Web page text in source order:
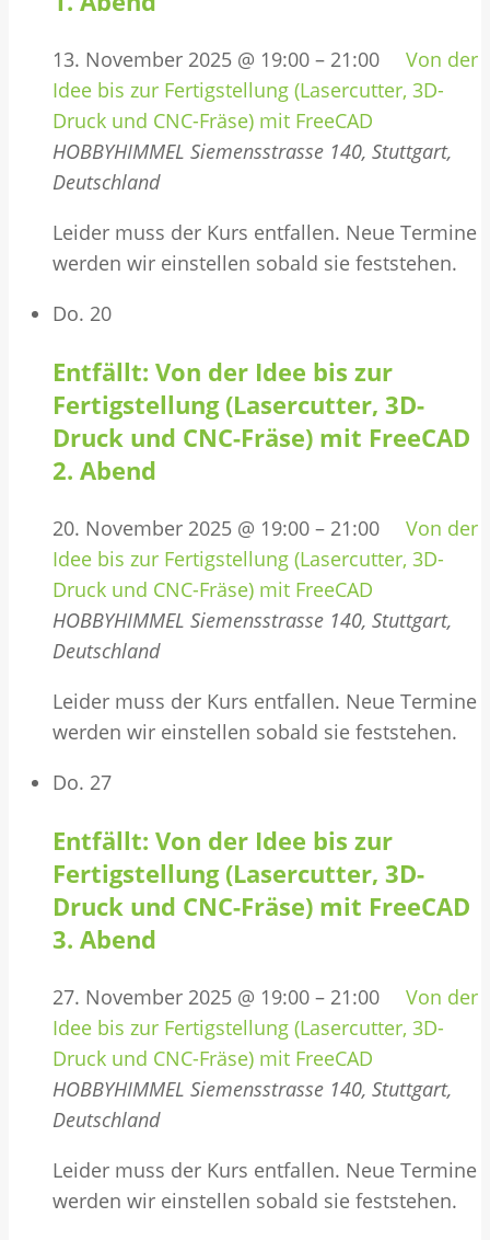
13. November 2025 @ 19:00 – 21:00
Von der
Idee bis zur Fertigstellung (Lasercutter, 3D-
Druck und CNC-Fräse) mit FreeCAD
HOBBYHIMMEL Siemensstrasse 140, Stuttgart,
Deutschland
Leider muss der Kurs entfallen. Neue Termine
werden wir einstellen sobald sie feststehen.
Do. 20
Entfällt: Von der Idee bis zur
Fertigstellung (Lasercutter, 3D-
Druck und CNC-Fräse) mit FreeCAD
2. Abend
20. November 2025 @ 19:00 – 21:00
Von der
Idee bis zur Fertigstellung (Lasercutter, 3D-
Druck und CNC-Fräse) mit FreeCAD
HOBBYHIMMEL Siemensstrasse 140, Stuttgart,
Deutschland
Leider muss der Kurs entfallen. Neue Termine
werden wir einstellen sobald sie feststehen.
Do. 27
Entfällt: Von der Idee bis zur
Fertigstellung (Lasercutter, 3D-
Druck und CNC-Fräse) mit FreeCAD
3. Abend
27. November 2025 @ 19:00 – 21:00
Von der
Idee bis zur Fertigstellung (Lasercutter, 3D-
Druck und CNC-Fräse) mit FreeCAD
HOBBYHIMMEL Siemensstrasse 140, Stuttgart,
Deutschland
Leider muss der Kurs entfallen. Neue Termine
werden wir einstellen sobald sie feststehen.